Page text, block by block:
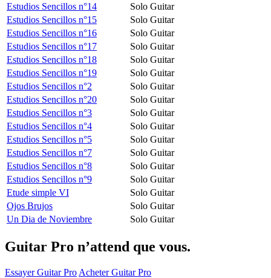
Estudios Sencillos n°14
Solo Guitar
Estudios Sencillos n°15
Solo Guitar
Estudios Sencillos n°16
Solo Guitar
Estudios Sencillos n°17
Solo Guitar
Estudios Sencillos n°18
Solo Guitar
Estudios Sencillos n°19
Solo Guitar
Estudios Sencillos n°2
Solo Guitar
Estudios Sencillos n°20
Solo Guitar
Estudios Sencillos n°3
Solo Guitar
Estudios Sencillos n°4
Solo Guitar
Estudios Sencillos n°5
Solo Guitar
Estudios Sencillos n°7
Solo Guitar
Estudios Sencillos n°8
Solo Guitar
Estudios Sencillos n°9
Solo Guitar
Etude simple VI
Solo Guitar
Ojos Brujos
Solo Guitar
Un Dia de Noviembre
Solo Guitar
Guitar Pro n’attend que vous.
Essayer Guitar Pro Acheter Guitar Pro